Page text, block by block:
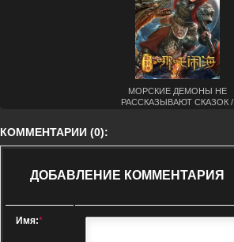
МОРСКИЕ ДЕМОНЫ НЕ
РАССКАЗЫВАЮТ СКАЗОК /
КОММЕНТАРИИ (0):
ДОБАВЛЕНИЕ КОММЕНТАРИЯ
Имя:*